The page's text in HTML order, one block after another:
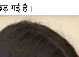
गई है।